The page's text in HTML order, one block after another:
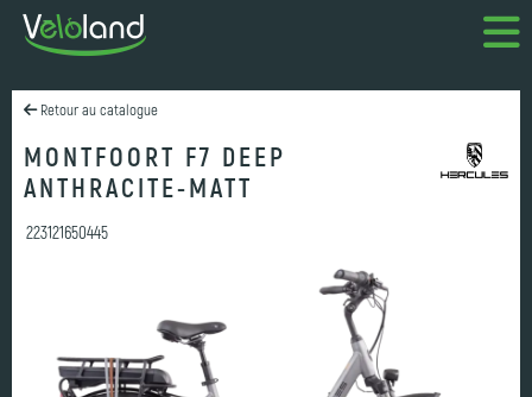
Retour au catalogue
MONTFOORT F7 DEEP
ANTHRACITE-MATT
223121650445